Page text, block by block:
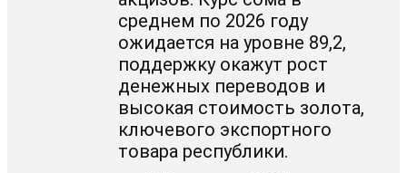
среднем по 2026 году
ожидается на уровне 89,2,
поддержку окажут рост
денежных переводов и
высокая стоимость золота,
ключевого экспортного
товара республики.